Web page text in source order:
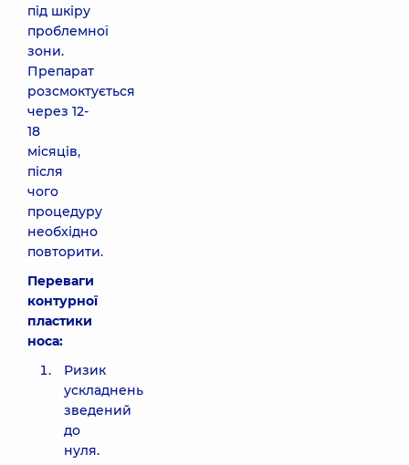
під шкіру
проблемної
зони.
Препарат
розсмоктується
через 12-
18
місяців,
після
чого
процедуру
необхідно
повторити.
Переваги
контурної
пластики
носа:
Ризик
ускладнень
зведений
до
нуля.